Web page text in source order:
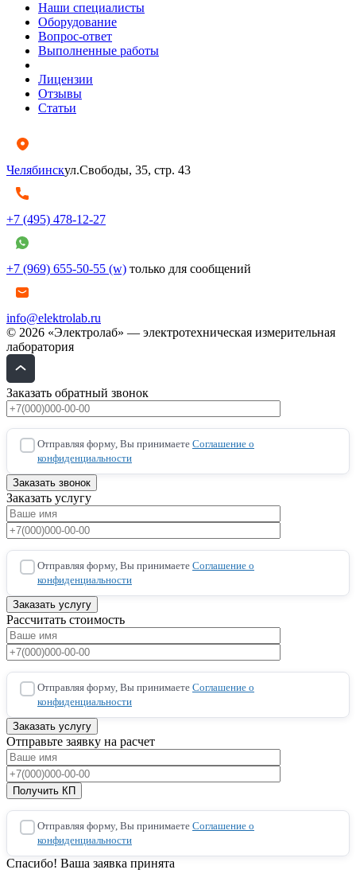
Наши специалисты
Оборудование
Вопрос-ответ
Выполненные работы
Лицензии
Отзывы
Статьи
Челябинскул.Свободы, 35, стр. 43
+7 (495) 478-12-27
+7 (969) 655-50-55 (w) только для сообщений
info@elektrolab.ru
© 2026 «Электролаб» — электротехническая измерительная
лаборатория
Заказать обратный звонок
Отправляя форму, Вы принимаете Соглашение о
конфиденциальности
Заказать услугу
Отправляя форму, Вы принимаете Соглашение о
конфиденциальности
Рассчитать стоимость
Отправляя форму, Вы принимаете Соглашение о
конфиденциальности
Отправьте заявку на расчет
Отправляя форму, Вы принимаете Соглашение о
конфиденциальности
Спасибо! Ваша заявка принята